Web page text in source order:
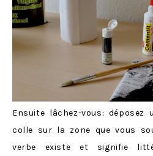
Ensuite lâchez-vous: déposez
colle sur la zone que vous
verbe existe et signifie